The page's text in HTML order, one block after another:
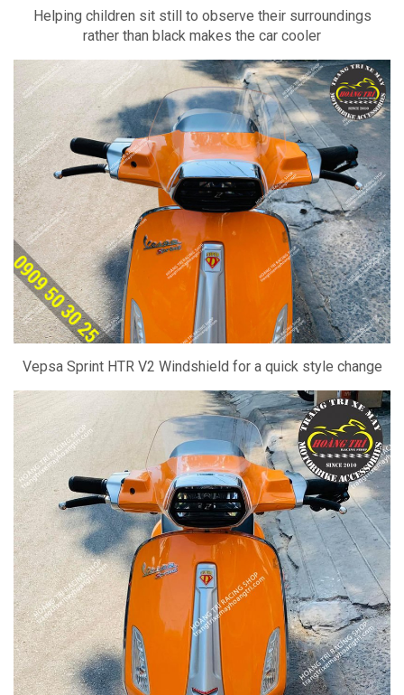
Helping children sit still to observe their surroundings
rather than black makes the car cooler
Vepsa Sprint HTR V2 Windshield for a quick style change